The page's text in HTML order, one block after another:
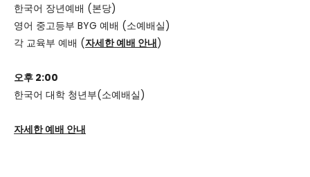
한국어 장년예배 (본당)
영어 중고등부 BYG 예배 (소예배실)
각 교육부 예배 (자세한 예배 안내)
오후 2:00
한국어 대학 청년부(소예배실)
자세한 예배 안내